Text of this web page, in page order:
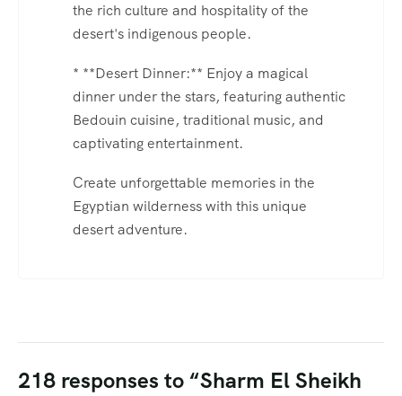
the rich culture and hospitality of the
desert's indigenous people.
* **Desert Dinner:** Enjoy a magical
dinner under the stars, featuring authentic
Bedouin cuisine, traditional music, and
captivating entertainment.
Create unforgettable memories in the
Egyptian wilderness with this unique
desert adventure.
218 responses to “Sharm El Sheikh